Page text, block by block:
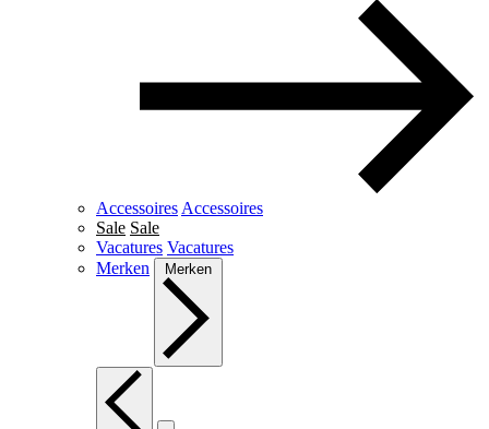
Accessoires Accessoires
Sale Sale
Vacatures Vacatures
Merken
Merken